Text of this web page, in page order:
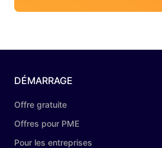
DÉMARRAGE
Offre gratuite
Offres pour PME
Pour les entreprises